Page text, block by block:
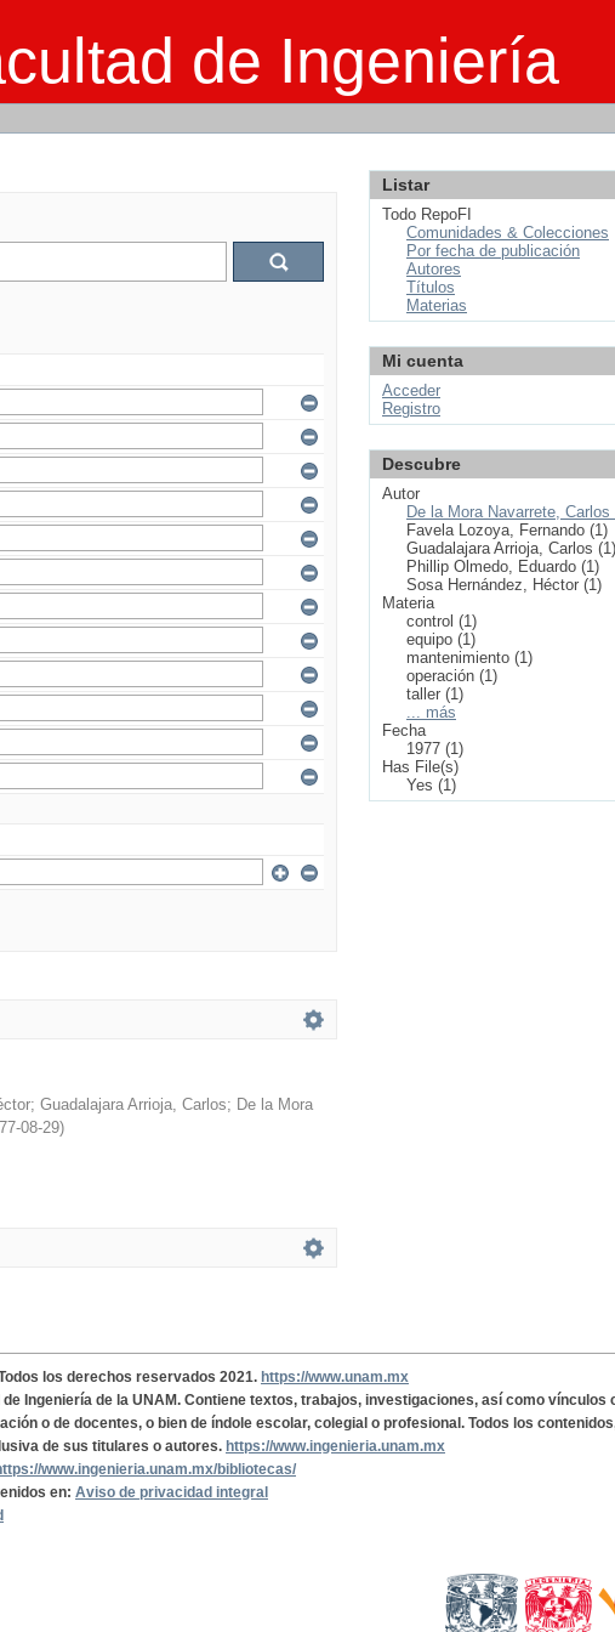
de Ingeniería
; Guadalajara Arrioja, Carlos; De la Mora
08-29)
Listar
Todo RepoFI
Comunidades & Colecciones
Por fecha de publicación
Autores
Títulos
Materias
Mi cuenta
Acceder
Registro
Descubre
Autor
De la Mora Navarrete, Carlos
Favela Lozoya, Fernando (1)
Guadalajara Arrioja, Carlos (1)
Phillip Olmedo, Eduardo (1)
Sosa Hernández, Héctor (1)
Materia
control (1)
equipo (1)
mantenimiento (1)
operación (1)
taller (1)
... más
Fecha
1977 (1)
Has File(s)
Yes (1)
los derechos reservados 2021. https://www.unam.mx
Ingeniería de la UNAM. Contiene textos, trabajos, investigaciones, así como vínculos
o de docentes, o bien de índole escolar, colegial o profesional. Todos los
de sus titulares o autores. https://www.ingenieria.unam.mx
www.ingenieria.unam.mx/bibliotecas/
en: Aviso de privacidad integral